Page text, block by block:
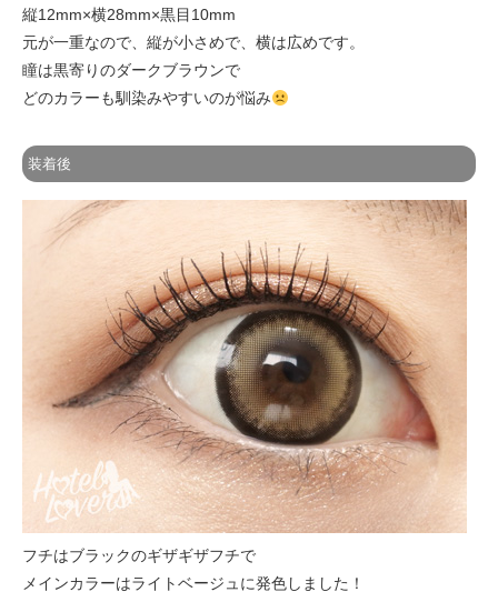
縦12mm×横28mm×黒目10mm
元が一重なので、縦が小さめで、横は広めです。
瞳は黒寄りのダークブラウンで
どのカラーも馴染みやすいのが悩み
装着後
フチはブラックのギザギザフチで
メインカラーはライトベージュに発色しました！